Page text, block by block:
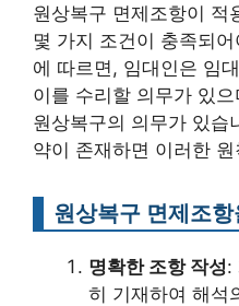
원상복구 면제조항이 적
몇 가지 조건이 충족되
에 따르면, 임대인은 임
이를 수리할 의무가 있
원상복구의 의무가 있습
약이 존재하면 이러한
원상복구 면제조
명확한 조항 작성:
히 기재하여 해석